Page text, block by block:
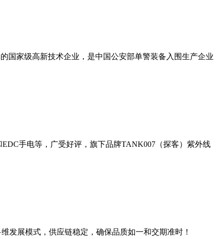
国家级高新技术企业，是中国公安部单警装备入围生产企业
手电等，广受好评，旗下品牌TANK007（探客）紫外线
发展模式，供应链稳定，确保品质如一和交期准时！